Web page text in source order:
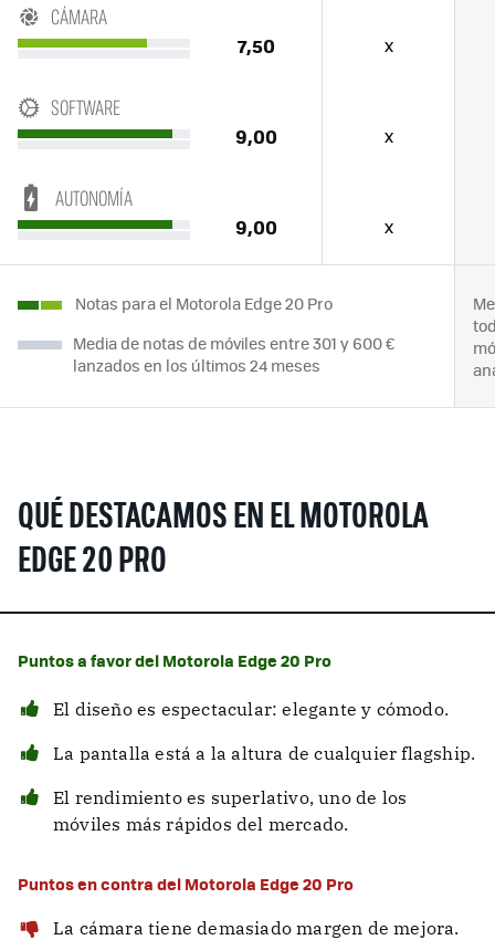
CÁMARA
7,50 x
SOFTWARE
9,00 x
AUTONOMÍA
9,00 x
Notas para el Motorola Edge 20 Pro
Media de notas de móviles entre 301 y 600 €
lanzados en los últimos 24 meses
QUÉ DESTACAMOS EN EL MOTOROLA
EDGE 20 PRO
Puntos a favor del Motorola Edge 20 Pro
El diseño es espectacular: elegante y cómodo.
La pantalla está a la altura de cualquier flagship.
El rendimiento es superlativo, uno de los
móviles más rápidos del mercado.
Puntos en contra del Motorola Edge 20 Pro
La cámara tiene demasiado margen de mejora.